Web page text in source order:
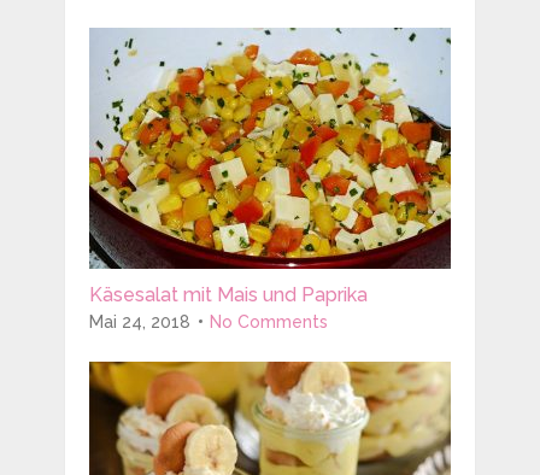
Käsesalat mit Mais und Paprika
Mai 24, 2018 No Comments